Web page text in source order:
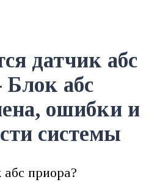
датчик абс
Блок абс
ошибки и
системы